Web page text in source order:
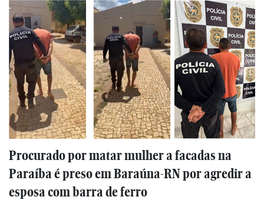
Procurado por matar mulher a facadas na
Paraíba é preso em Baraúna-RN por agredir a
esposa com barra de ferro